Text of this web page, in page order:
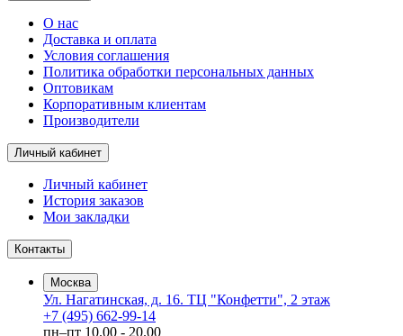
О нас
Доставка и оплата
Условия соглашения
Политика обработки персональных данных
Оптовикам
Корпоративным клиентам
Производители
Личный кабинет
Личный кабинет
История заказов
Мои закладки
Контакты
Москва
Ул. Нагатинская, д. 16. ТЦ "Конфетти", 2 этаж
+7 (495) 662-99-14
пн–пт 10.00 - 20.00